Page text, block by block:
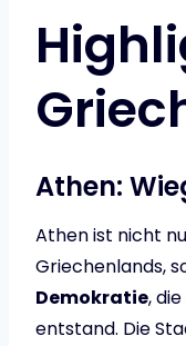
Athen:
Athen ist nicht
Griechenlands,
Demokratie,
entstand. Die